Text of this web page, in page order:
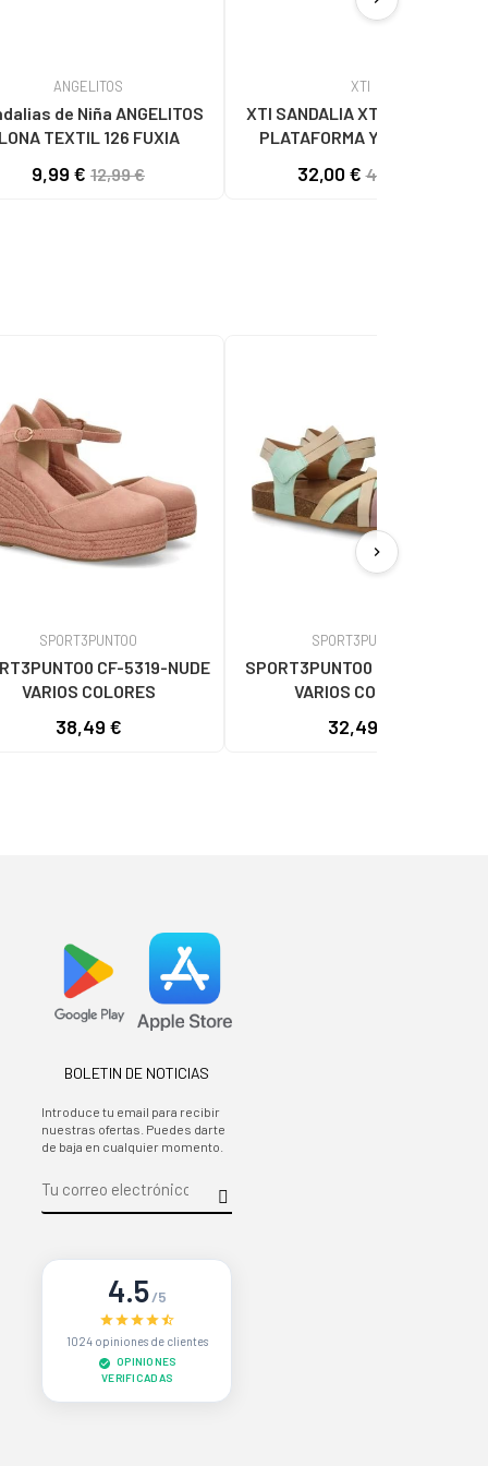
ANGELITOS
de Niña ANGELITOS
LONA TEXTIL 126 FUXIA
9,99 € 12,99 €
XTI
XTI SANDALIA XTI 145241 CON
PLATAFORMA Y CIERRE DE
32,00 €49,95 €
SPORT3PUNTO0
CF-5319-NUDE
VARIOS COLORES
38,49 €
SPORT3PUNTO0
SPORT3PUNTO0 CK-43-AZUL
VARIOS COLORES
32,49 €
chevron_right
BOLETIN DE NOTICIAS
Introduce tu email para recibir
nuestras ofertas. Puedes darte
de baja en cualquier momento.
4.5/5
1024 opiniones de clientes
OPINIONES
VERIFICADAS